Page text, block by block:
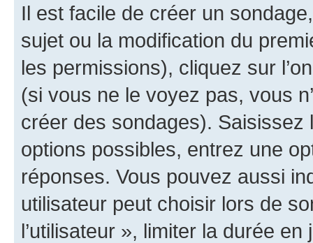
Il est facile de créer un
sujet ou la modification du
les permissions), cliquez sur
(si vous ne le voyez pas, vous
créer des sondages).
options possibles, entrez une
réponses. Vous pouvez aussi
utilisateur peut choisir lors de
l’utilisateur », limiter la durée